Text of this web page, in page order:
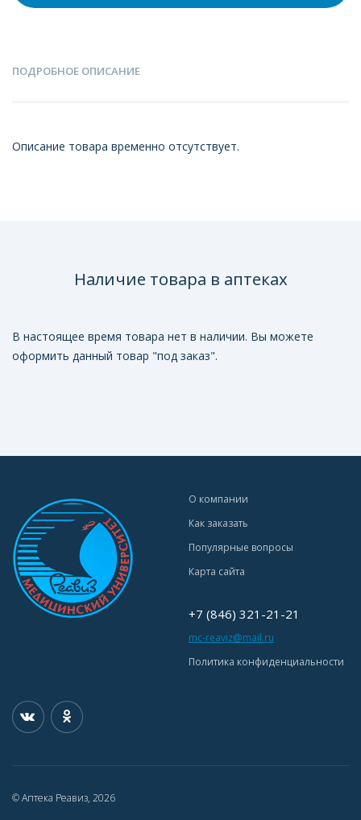
ПОДРОБНОЕ ОПИСАНИЕ
Описание товара временно отсутствует.
Наличие товара в аптеках
В настоящее время товара нет в наличии. Вы можете
оформить данный товар "под заказ".
О компании
Как заказать
Популярные вопросы
Карта сайта
+7 (846) 321-21-21
mc-reaviz@mail.ru
Политика конфиденциальности
© Аптека Реавиз, 2026